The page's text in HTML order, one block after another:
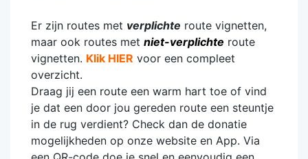
Er zijn routes met verplichte route vignetten,
maar ook routes met niet-verplichte route
vignetten. Klik HIER voor een compleet
overzicht.
Draag jij een route een warm hart toe of vind
je dat een door jou gereden route een steuntje
in de rug verdient? Check dan de donatie
mogelijkheden op onze website en App. Via